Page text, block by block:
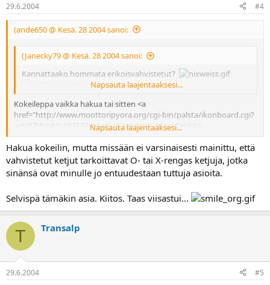
29.6.2004 #4
(ande650 @ Kesä. 28 2004 sanoi:
(Janecky79 @ Kesä. 28 2004 sanoi:
Kannattaako hommata erikoisvahvistetut?
Napsauta laajentaaksesi...
Kokeileppa vaikka hakua tai sitten <a
href="http://www.moottoripyora.org/cgi-bin/palsta/ikonboard.cgi?
act=ST;f=14;t=16717;hl=ketjut" target="_blank">tästä
</a>tästätästä
Napsauta laajentaaksesi...
Hakua kokeilin, mutta missään ei varsinaisesti mainittu, että
vahvistetut ketjut tarkoittavat O- tai X-rengas ketjuja, jotka
sinänsä ovat minulle jo entuudestaan tuttuja asioita.
Selvispä tämäkin asia. Kiitos. Taas viisastui...
T Transalp
29.6.2004 #5